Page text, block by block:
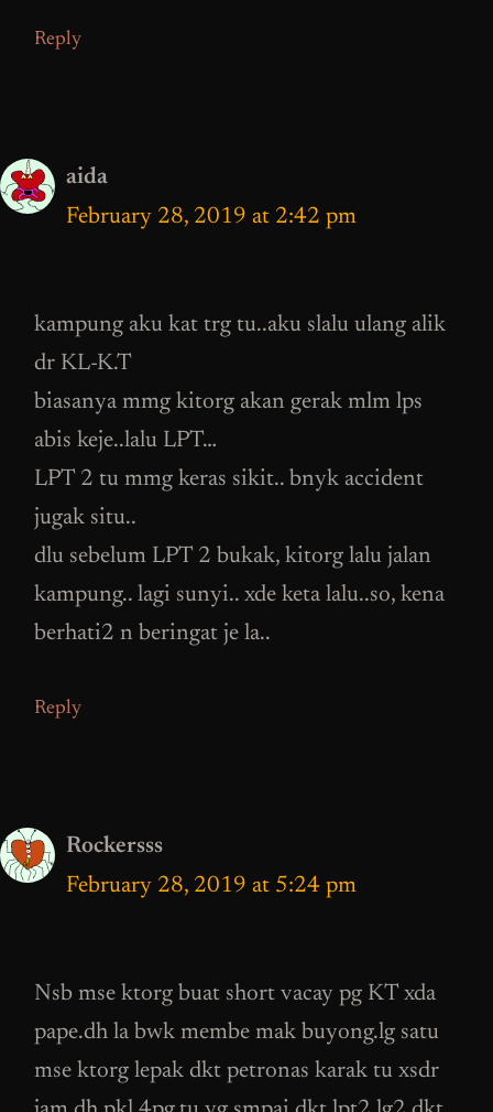
Reply
aida
February 28, 2019 at 2:42 pm
kampung aku kat trg tu..aku slalu ulang alik
dr KL-K.T
biasanya mmg kitorg akan gerak mlm lps
abis keje..lalu LPT…
LPT 2 tu mmg keras sikit.. bnyk accident
jugak situ..
dlu sebelum LPT 2 bukak, kitorg lalu jalan
kampung.. lagi sunyi.. xde keta lalu..so, kena
berhati2 n beringat je la..
Reply
Rockersss
February 28, 2019 at 5:24 pm
Nsb mse ktorg buat short vacay pg KT xda
pape.dh la bwk membe mak buyong.lg satu
mse ktorg lepak dkt petronas karak tu xsdr